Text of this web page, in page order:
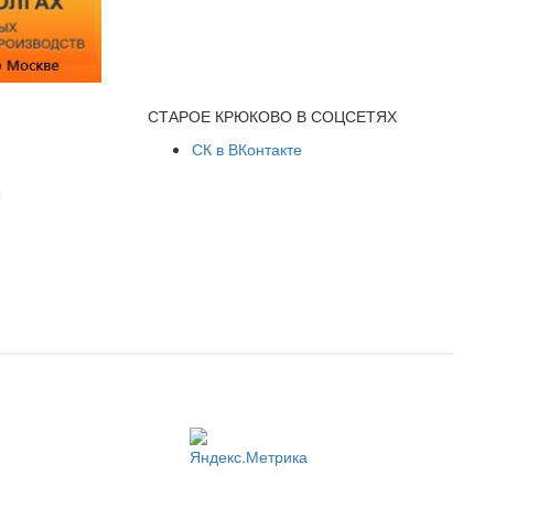
СТАРОЕ КРЮКОВО В СОЦСЕТЯХ
СК в ВКонтакте